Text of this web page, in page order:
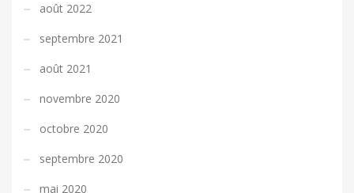
août 2022
septembre 2021
août 2021
novembre 2020
octobre 2020
septembre 2020
mai 2020